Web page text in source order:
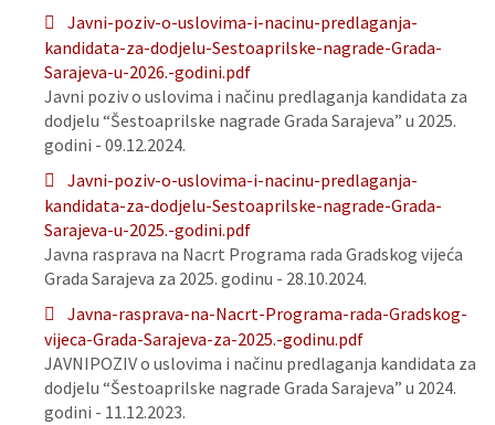
Javni-poziv-o-uslovima-i-nacinu-predlaganja-
kandidata-za-dodjelu-Sestoaprilske-nagrade-Grada-
Sarajeva-u-2026.-godini.pdf
Javni poziv o uslovima i načinu predlaganja kandidata za
dodjelu “Šestoaprilske nagrade Grada Sarajeva” u 2025.
godini - 09.12.2024.
Javni-poziv-o-uslovima-i-nacinu-predlaganja-
kandidata-za-dodjelu-Sestoaprilske-nagrade-Grada-
Sarajeva-u-2025.-godini.pdf
Javna rasprava na Nacrt Programa rada Gradskog vijeća
Grada Sarajeva za 2025. godinu - 28.10.2024.
Javna-rasprava-na-Nacrt-Programa-rada-Gradskog-
vijeca-Grada-Sarajeva-za-2025.-godinu.pdf
JAVNIPOZIV o uslovima i načinu predlaganja kandidata za
dodjelu “Šestoaprilske nagrade Grada Sarajeva” u 2024.
godini - 11.12.2023.